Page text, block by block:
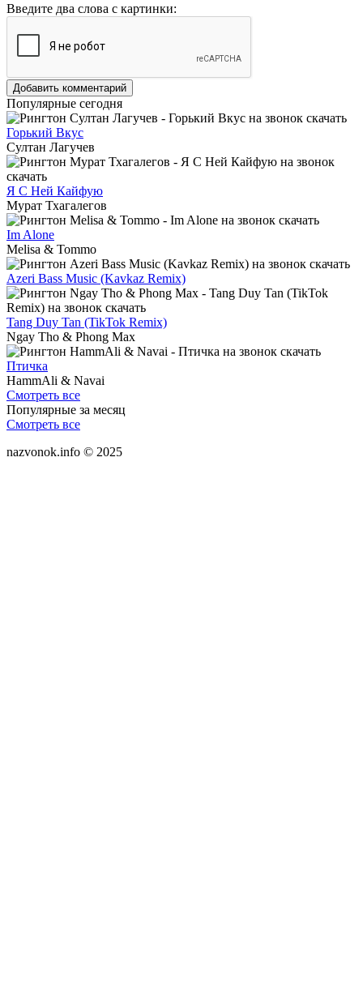
Введите два слова с картинки:
Добавить комментарий
Популярные сегодня
Горький Вкус
Султан Лагучев
Я С Ней Кайфую
Мурат Тхагалегов
Im Alone
Melisa & Tommo
Azeri Bass Music (Kavkaz Remix)
Tang Duy Tan (TikTok Remix)
Ngay Tho & Phong Max
Птичка
HammAli & Navai
Смотреть все
Популярные за месяц
Смотреть все
nazvonok.info © 2025